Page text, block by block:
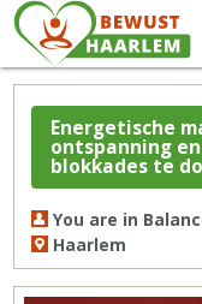
Energetische
ontspanning
blokkades te
You are in
Haarlem